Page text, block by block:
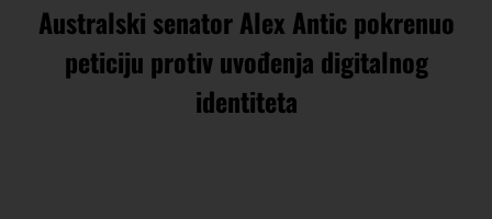
Australski senator Alex Antic pokrenuo
peticiju protiv uvođenja digitalnog
identiteta